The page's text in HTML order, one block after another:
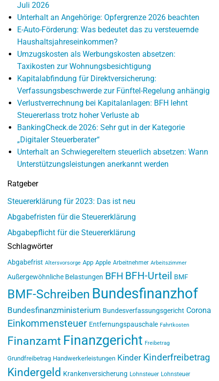
Juli 2026
Unterhalt an Angehörige: Opfergrenze 2026 beachten
E-Auto-Förderung: Was bedeutet das zu versteuernde
Haushaltsjahreseinkommen?
Umzugskosten als Werbungskosten absetzen:
Taxikosten zur Wohnungsbesichtigung
Kapitalabfindung für Direktversicherung:
Verfassungsbeschwerde zur Fünftel-Regelung anhängig
Verlustverrechnung bei Kapitalanlagen: BFH lehnt
Steuererlass trotz hoher Verluste ab
BankingCheck.de 2026: Sehr gut in der Kategorie
„Digitaler Steuerberater“
Unterhalt an Schwiegereltern steuerlich absetzen: Wann
Unterstützungsleistungen anerkannt werden
Ratgeber
Steuererklärung für 2023: Das ist neu
Abgabefristen für die Steuererklärung
Abgabepflicht für die Steuererklärung
Schlagwörter
Abgabefrist Altersvorsorge App Apple Arbeitnehmer Arbeitszimmer
Außergewöhnliche Belastungen BFH BFH-Urteil BMF
BMF-Schreiben Bundesfinanzhof
Bundesfinanzministerium Bundesverfassungsgericht Corona
Einkommensteuer Entfernungspauschale Fahrtkosten
Finanzamt Finanzgericht Freibetrag
Grundfreibetrag Handwerkerleistungen Kinder Kinderfreibetrag
Kindergeld Krankenversicherung Lohnsteuer Lohnsteuer